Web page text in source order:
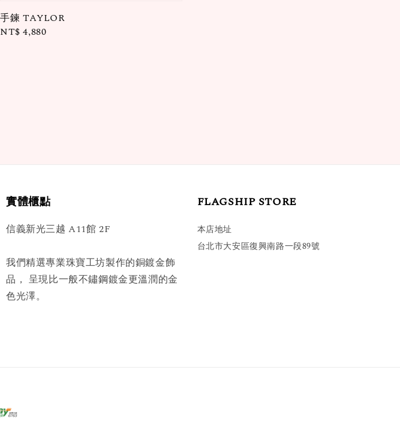
手鍊 TAYLOR
Regular
NT$ 4,880
實體櫃點
信義新光三越 A11館 2F
我們精選專業珠寶工坊製作的銅鍍金飾
品， 呈現比一般不鏽鋼鍍金更溫潤的金
色光澤。
FLAGSHIP STORE
本店地址
台北市大安區復興南路一段89號